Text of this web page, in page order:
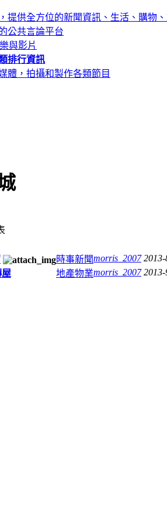
提供全方位的新聞資訊、生活、購物
公共言論平台
與影片
排行資訊
體，拍攝和製作各類節目
時事新聞morris_2007 2013-
地產物業morris_2007